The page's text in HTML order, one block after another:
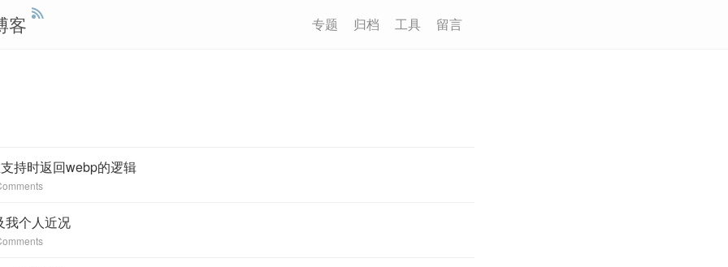
客 专题 归档 工具 留言
持时返回webp的逻辑
我个人近况